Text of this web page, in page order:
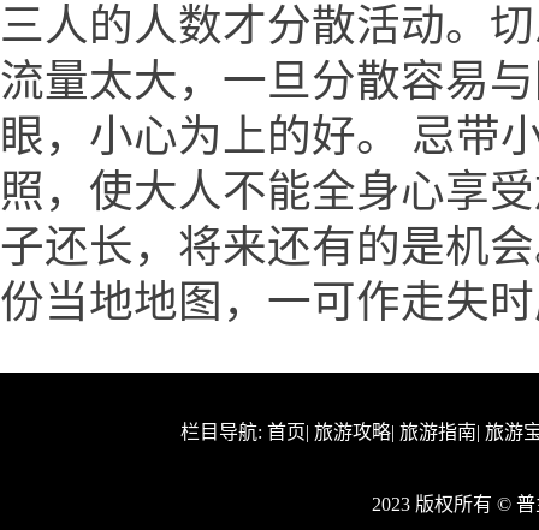
三人的人数才分散活动。
流量太大，一旦分散容易
眼，小心为上的好。 忌带
照，使大人不能全身心享
子还长，将来还有的是机
份当地地图，一可作走失
栏目导航: 首页| 旅游攻略| 旅游指南| 旅游
2023 版权所有 ©